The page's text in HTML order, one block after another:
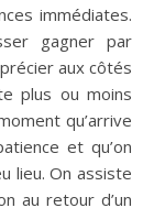
immédiates.
gagner par
aux côtés
plus ou moins
qu’arrive
et qu’on
lieu. On assiste
au retour d’un